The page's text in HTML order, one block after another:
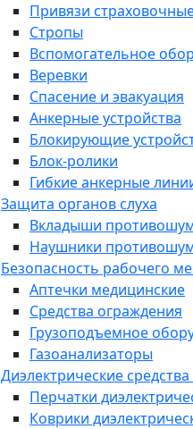
Привязи
Стропы
Вспомогательное
Веревки
Спасение и эвакуация
Анкерные устройства
Блокирующие
Блок-ролики
Гибкие анкерные
Защита органов слуха
Вкладыши
Наушники
Безопасность рабочего
Аптечки медицинские
Средства ограждения
Грузоподъемное
Газоанализаторы
Диэлектрические
Перчатки
Коврики